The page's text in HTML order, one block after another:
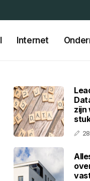
Internet
zijn